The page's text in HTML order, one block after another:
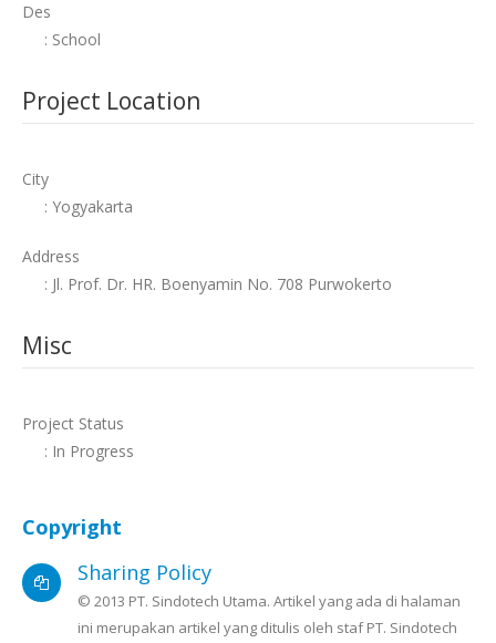
Des
: School
Project Location
City
: Yogyakarta
Address
: Jl. Prof. Dr. HR. Boenyamin No. 708 Purwokerto
Misc
Project Status
: In Progress
Copyright
Sharing Policy
© 2013 PT. Sindotech Utama. Artikel yang ada di halaman
ini merupakan artikel yang ditulis oleh staf PT. Sindotech